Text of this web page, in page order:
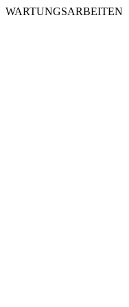
WARTUNGSARBEITEN